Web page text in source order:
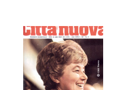
AGGIUNGI AL